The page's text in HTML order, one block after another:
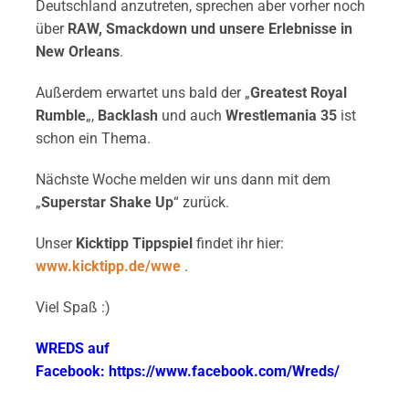
Deutschland anzutreten, sprechen aber vorher noch
über RAW, Smackdown und unsere Erlebnisse in
New Orleans.
Außerdem erwartet uns bald der „Greatest Royal
Rumble„, Backlash und auch Wrestlemania 35ist
schon ein Thema.
Nächste Woche melden wir uns dann mit dem
„Superstar Shake Up“ zurück.
Unser Kicktipp Tippspielfindet ihr hier:
www.kicktipp.de/wwe.
Viel Spaß :)
WREDS auf
Facebook: https://www.facebook.com/Wreds/